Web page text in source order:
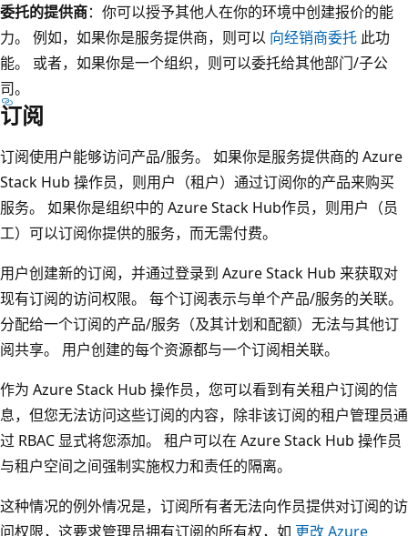
委托的提供商：你可以授予其他人在你的环境中创建报价的能
力。 例如，如果你是服务提供商，则可以 向经销商委托 此功
能。 或者，如果你是一个组织，则可以委托给其他部门/子公
司。
订阅
订阅使用户能够访问产品/服务。 如果你是服务提供商的 Azure
Stack Hub 操作员，则用户（租户）通过订阅你的产品来购买
服务。 如果你是组织中的 Azure Stack Hub作员，则用户（员
工）可以订阅你提供的服务，而无需付费。
用户创建新的订阅，并通过登录到 Azure Stack Hub 来获取对
现有订阅的访问权限。 每个订阅表示与单个产品/服务的关联。
分配给一个订阅的产品/服务（及其计划和配额）无法与其他订
阅共享。 用户创建的每个资源都与一个订阅相关联。
作为 Azure Stack Hub 操作员，您可以看到有关租户订阅的信
息，但您无法访问这些订阅的内容，除非该订阅的租户管理员通
过 RBAC 显式将您添加。 租户可以在 Azure Stack Hub 操作员
与租户空间之间强制实施权力和责任的隔离。
这种情况的例外情况是，订阅所有者无法向作员提供对订阅的访
问权限，这要求管理员拥有订阅的所有权，如 更改 Azure